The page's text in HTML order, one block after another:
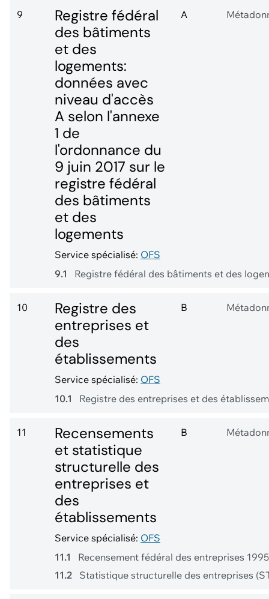
9
Registre fédéral
des bâtiments
et des
logements:
données avec
niveau d'accès
A selon l'annexe
1 de
l'ordonnance du
9 juin 2017 sur le
registre fédéral
des bâtiments
et des
logements
Service spécialisé: OFS
A
9.1 Registre fédéral des bâtiments et des
10
Registre des
entreprises et
des
établissements
Service spécialisé: OFS
B
10.1 Registre des entreprises et des
11
Recensements
et statistique
structurelle des
entreprises et
des
établissements
Service spécialisé: OFS
B
11.1
Recensement fédéral des entreprises
11.2
Statistique structurelle des entreprises